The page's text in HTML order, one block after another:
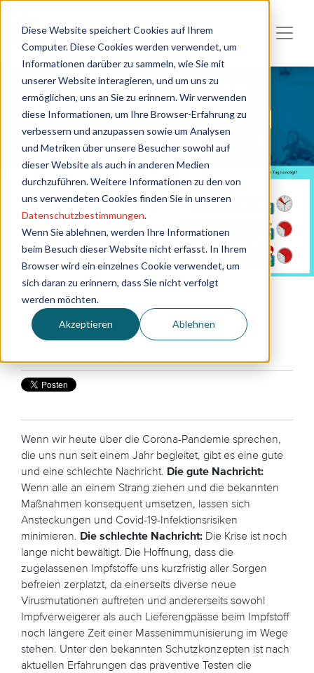
Diese Website speichert Cookies auf Ihrem
Computer. Diese Cookies werden verwendet, um
Informationen darüber zu sammeln, wie Sie mit
unserer Website interagieren, und um uns zu
ermöglichen, uns an Sie zu erinnern. Wir verwenden
diese Informationen, um Ihre Browser-Erfahrung zu
verbessern und anzupassen sowie um Analysen
und Metriken über unsere Besucher sowohl auf
dieser Website als auch in anderen Medien
durchzuführen. Weitere Informationen zu den von
uns verwendeten Cookies finden Sie in unseren
Datenschutzbestimmungen.
Wenn Sie ablehnen, werden Ihre Informationen
beim Besuch dieser Website nicht erfasst. In Ihrem
Browser wird ein einzelnes Cookie verwendet, um
sich daran zu erinnern, dass Sie nicht verfolgt
werden möchten.
Akzeptieren Ablehnen
Covid-19 in 2021 – Die Illusion der
wiedererlangten Normalität!
Wenn wir heute über die Corona-Pandemie sprechen,
die uns nun seit einem Jahr begleitet, gibt es eine gute
und eine schlechte Nachricht. Die gute Nachricht:
Wenn alle an einem Strang ziehen und die bekannten
Maßnahmen konsequent umsetzen, lassen sich
Ansteckungen und Covid-19-Infektionsrisiken
minimieren. Die schlechte Nachricht: Die Krise ist noch
lange nicht bewältigt. Die Hoffnung, dass die
zugelassenen Impfstoffe uns kurzfristig aller Sorgen
befreien zerplatzt, da einerseits diverse neue
Virusmutationen auftreten und andererseits sowohl
Impfverweigerer als auch Lieferengpässe beim Impfstoff
noch längere Zeit einer Massenimmunisierung im Wege
stehen. Unter den bekannten Schutzkonzepten ist nach
aktuellen Erfahrungen das präventive Testen die